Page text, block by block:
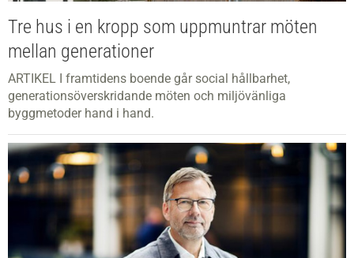
Tre hus i en kropp som uppmuntrar möten
mellan generationer
ARTIKEL I framtidens boende går social hållbarhet,
generationsöverskridande möten och miljövänliga
byggmetoder hand i hand.